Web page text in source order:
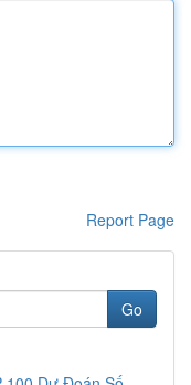
Report Page
Go